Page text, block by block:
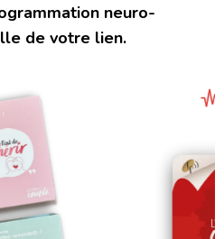
neuro-
de votre lien.